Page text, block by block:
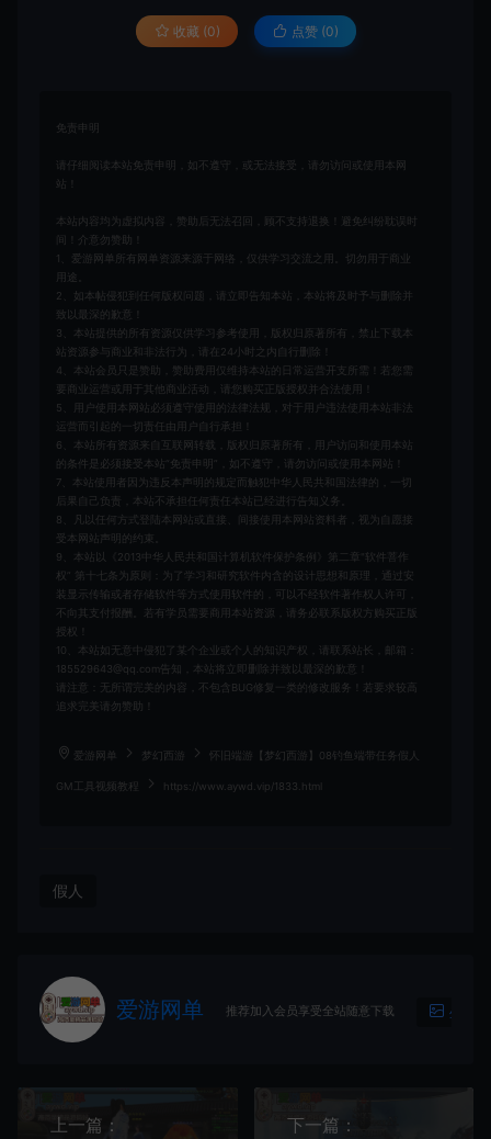
收藏 (0) 点赞 (0)
免责申明
请仔细阅读本站免责申明，如不遵守，或无法接受，请勿访问或使用本网
站！
本站内容均为虚拟内容，赞助后无法召回，顾不支持退换！避免纠纷耽误时
间！介意勿赞助！
1、爱游网单所有网单资源来源于网络，仅供学习交流之用。切勿用于商业
用途。
2、如本帖侵犯到任何版权问题，请立即告知本站，本站将及时予与删除并
致以最深的歉意！
3、本站提供的所有资源仅供学习参考使用，版权归原著所有，禁止下载本
站资源参与商业和非法行为，请在24小时之内自行删除！
4、本站会员只是赞助，赞助费用仅维持本站的日常运营开支所需！若您需
要商业运营或用于其他商业活动，请您购买正版授权并合法使用！
5、用户使用本网站必须遵守使用的法律法规，对于用户违法使用本站非法
运营而引起的一切责任由用户自行承担！
6、本站所有资源来自互联网转载，版权归原著所有，用户访问和使用本站
的条件是必须接受本站“免责申明”，如不遵守，请勿访问或使用本网站！
7、本站使用者因为违反本声明的规定而触犯中华人民共和国法律的，一切
后果自己负责，本站不承担任何责任本站已经进行告知义务。
8、凡以任何方式登陆本网站或直接、间接使用本网站资料者，视为自愿接
受本网站声明的约束。
9、本站以《2013中华人民共和国计算机软件保护条例》第二章"软件菩作
权” 第十七条为原则：为了学习和研究软件内含的设计思想和原理，通过安
装显示传输或者存储软件等方式使用软件的，可以不经软件著作权人许可，
不向其支付报酬。若有学员需要商用本站资源，请务必联系版权方购买正版
授权！
10、本站如无意中侵犯了某个企业或个人的知识产权，请联系站长，邮箱：
185529643@qq.com告知，本站将立即删除并致以最深的歉意！
请注意：无所谓完美的内容，不包含BUG修复一类的修改服务！若要求较高
追求完美请勿赞助！
爱游网单 梦幻西游 怀旧端游【梦幻西游】08钓鱼端带任务假人
GM工具视频教程 https://www.aywd.vip/1833.html
假人
爱游网单 推荐加入会员享受全站随意下载 生成海
上一篇：
下一篇：